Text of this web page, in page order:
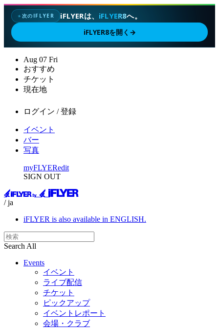
✦次のIFLYER iFLYERは、 iFLYER8へ。
iFLYER8を開く →
Aug 07 Fri
おすすめ
チケット
現在地
ログイン / 登録
イベント
バー
写真
myFLYERedit
SIGN OUT
/ ja
iFLYER is also available in ENGLISH.
Search All
Events
イベント
ライブ配信
チケット
ピックアップ
イベントレポート
会場・クラブ